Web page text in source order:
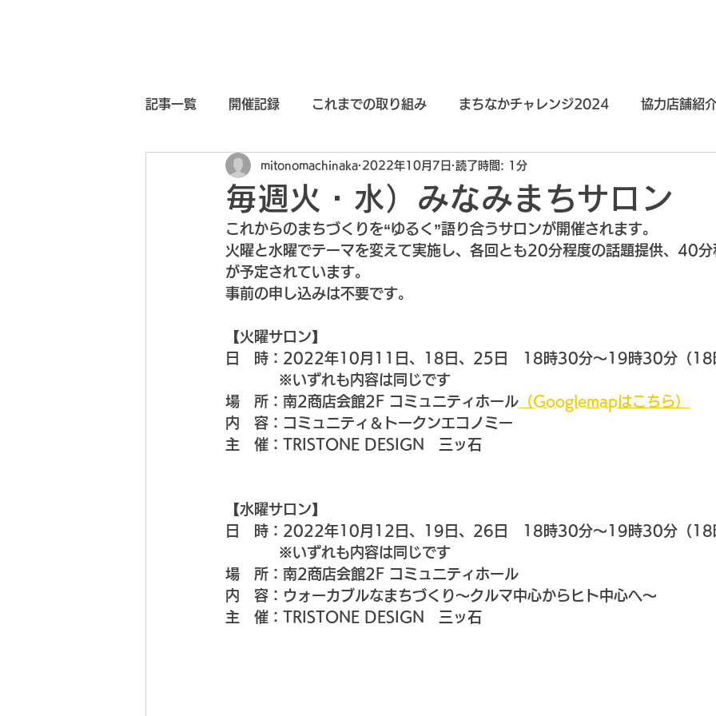
記事一覧 開催記録 これまでの取り組み まちなかチャレンジ2024 協力店舗紹
まちなかチャレンジ2023 まちなかチャレンジ2021
水戸まちなか
毎週火・水）みなみまちサロン
mitonomachinaka 2022年10月7日 読了時間: 1分
これからのまちづくりを“ゆるく”語り合うサロンが開催されます。
火曜と水曜でテーマを変えて実施し、各回とも20分程度の話題提供、40分
が予定されています。
事前の申し込みは不要です。
【火曜サロン】
日　時：2022年10月11日、18日、25日　18時30分～19時30分（18
※いずれも内容は同じです
場　所：南2商店会館2F コミュニティホール （Googlemapはこちら）
内　容：コミュニティ＆トークンエコノミー
主　催：TRISTONE DESIGN　三ッ石
【水曜サロン】
日　時：2022年10月12日、19日、26日　18時30分～19時30分（18
※いずれも内容は同じです
場　所：南2商店会館2F コミュニティホール
内　容：ウォーカブルなまちづくり～クルマ中心からヒト中心へ～
主　催：TRISTONE DESIGN　三ッ石